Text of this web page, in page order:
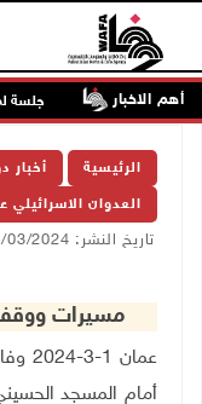
أهم الاخبار جلسة
الرئيسية أخبار
العدوان
تاريخ النشر: 01/03/2024 02:34 م
مسيرات
أمام المسجد